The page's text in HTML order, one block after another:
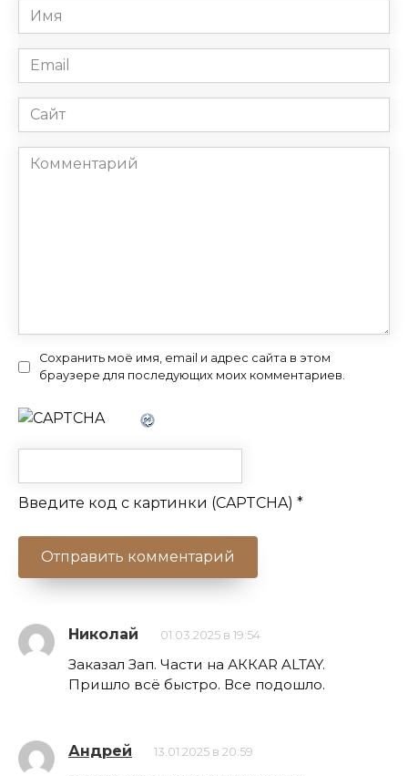
Имя
*
Email
*
Сайт
Комментарий
Сохранить моё имя, email и адрес сайта в этом
браузере для последующих моих комментариев.
Введите код с картинки (CAPTCHA) *
Николай 01.03.2025 в 19:54
Заказал Зап. Части на АККАR ALTAY.
Пришло всё быстро. Все подошло.
Андрей 13.01.2025 в 20:59